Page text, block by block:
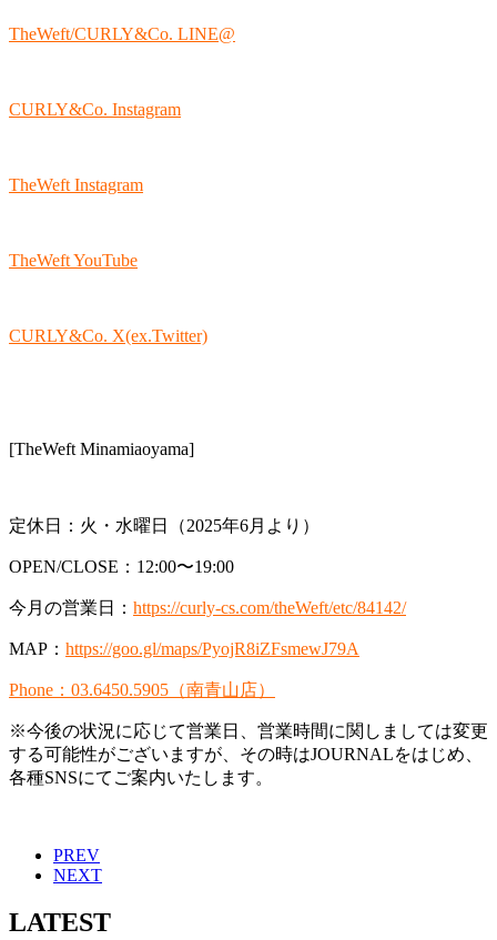
TheWeft/CURLY&Co. LINE@
CURLY&Co. Instagram
TheWeft Instagram
TheWeft YouTube
CURLY&Co. X(ex.Twitter)
[TheWeft Minamiaoyama]
定休日：火・水曜日（2025年6月より）
OPEN/CLOSE：12:00〜19:00
今月の営業日： https://curly-cs.com/theWeft/etc/84142/
MAP： https://goo.gl/maps/PyojR8iZFsmewJ79A
Phone：03.6450.5905（南青山店）
※今後の状況に応じて営業日、営業時間に関しましては変更
する可能性がございますが、その時はJOURNALをはじめ、
各種SNSにてご案内いたします。
PREV
NEXT
LATEST